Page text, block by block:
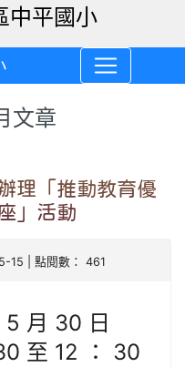
文章
理「推動教育優
」活動
15 | 點閱數： 461
5 月 30 日
至 12 ： 30